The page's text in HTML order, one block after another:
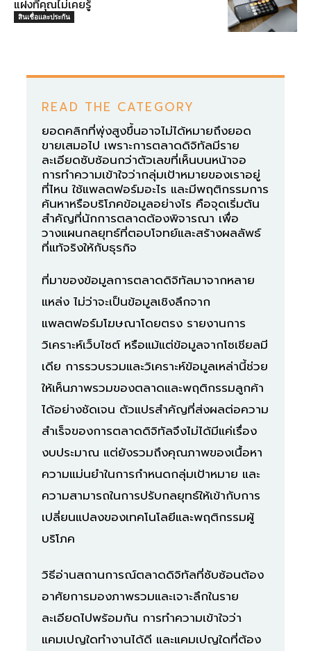
แฝงที่คุณไม่เคยรู้
สินเชื่อและประกัน
READ THE CATEGORY
ยอดคลิกที่พุ่งสูงขึ้นอาจไม่ได้หมายถึงยอด
ขายเสมอไป เพราะการตลาดดิจิทัลมีราย
ละเอียดซับซ้อนกว่าตัวเลขที่เห็นบนหน้าจอ
การทำความเข้าใจว่ากลุ่มเป้าหมายของเราอยู่
ที่ไหน ใช้แพลตฟอร์มอะไร และมีพฤติกรรมการ
ค้นหาหรือบริโภคข้อมูลอย่างไร คือจุดเริ่มต้น
สำคัญที่นักการตลาดต้องพิจารณา เพื่อ
วางแผนกลยุทธ์ที่ตอบโจทย์และสร้างผลลัพธ์
ที่แท้จริงให้กับธุรกิจ
ที่มาของข้อมูลการตลาดดิจิทัลมาจากหลาย
แหล่ง ไม่ว่าจะเป็นข้อมูลเชิงลึกจาก
แพลตฟอร์มโฆษณาโดยตรง รายงานการ
วิเคราะห์เว็บไซต์ หรือแม้แต่ข้อมูลจากโซเชียลมี
เดีย การรวบรวมและวิเคราะห์ข้อมูลเหล่านี้ช่วย
ให้เห็นภาพรวมของตลาดและพฤติกรรมลูกค้า
ได้อย่างชัดเจน ตัวแปรสำคัญที่ส่งผลต่อความ
สำเร็จของการตลาดดิจิทัลจึงไม่ได้มีแค่เรื่อง
งบประมาณ แต่ยังรวมถึงคุณภาพของเนื้อหา
ความแม่นยำในการกำหนดกลุ่มเป้าหมาย และ
ความสามารถในการปรับกลยุทธ์ให้เข้ากับการ
เปลี่ยนแปลงของเทคโนโลยีและพฤติกรรมผู้
บริโภค
วิธีอ่านสถานการณ์ตลาดดิจิทัลที่ซับซ้อนต้อง
อาศัยการมองภาพรวมและเจาะลึกในราย
ละเอียดไปพร้อมกัน การทำความเข้าใจว่า
แคมเปญใดทำงานได้ดี และแคมเปญใดที่ต้อง